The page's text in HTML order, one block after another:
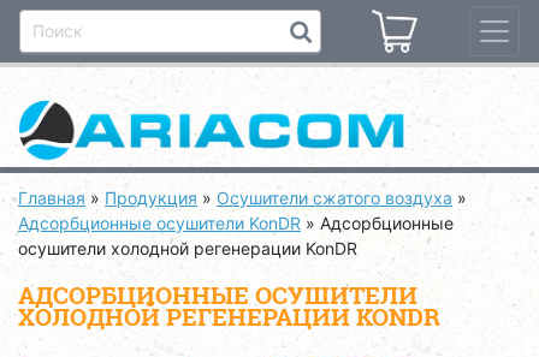
Главная » Продукция » Осушители сжатого воздуха »
Адсорбционные осушители KonDR » Адсорбционные
осушители холодной регенерации KonDR
АДСОРБЦИОННЫЕ ОСУШИТЕЛИ
ХОЛОДНОЙ РЕГЕНЕРАЦИИ KONDR